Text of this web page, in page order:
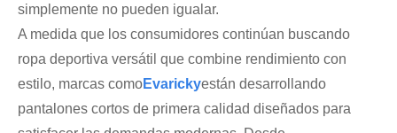
simplemente no pueden igualar.
A medida que los consumidores continúan buscando
ropa deportiva versátil que combine rendimiento con
estilo, marcas comoEvarickyestán desarrollando
pantalones cortos de primera calidad diseñados para